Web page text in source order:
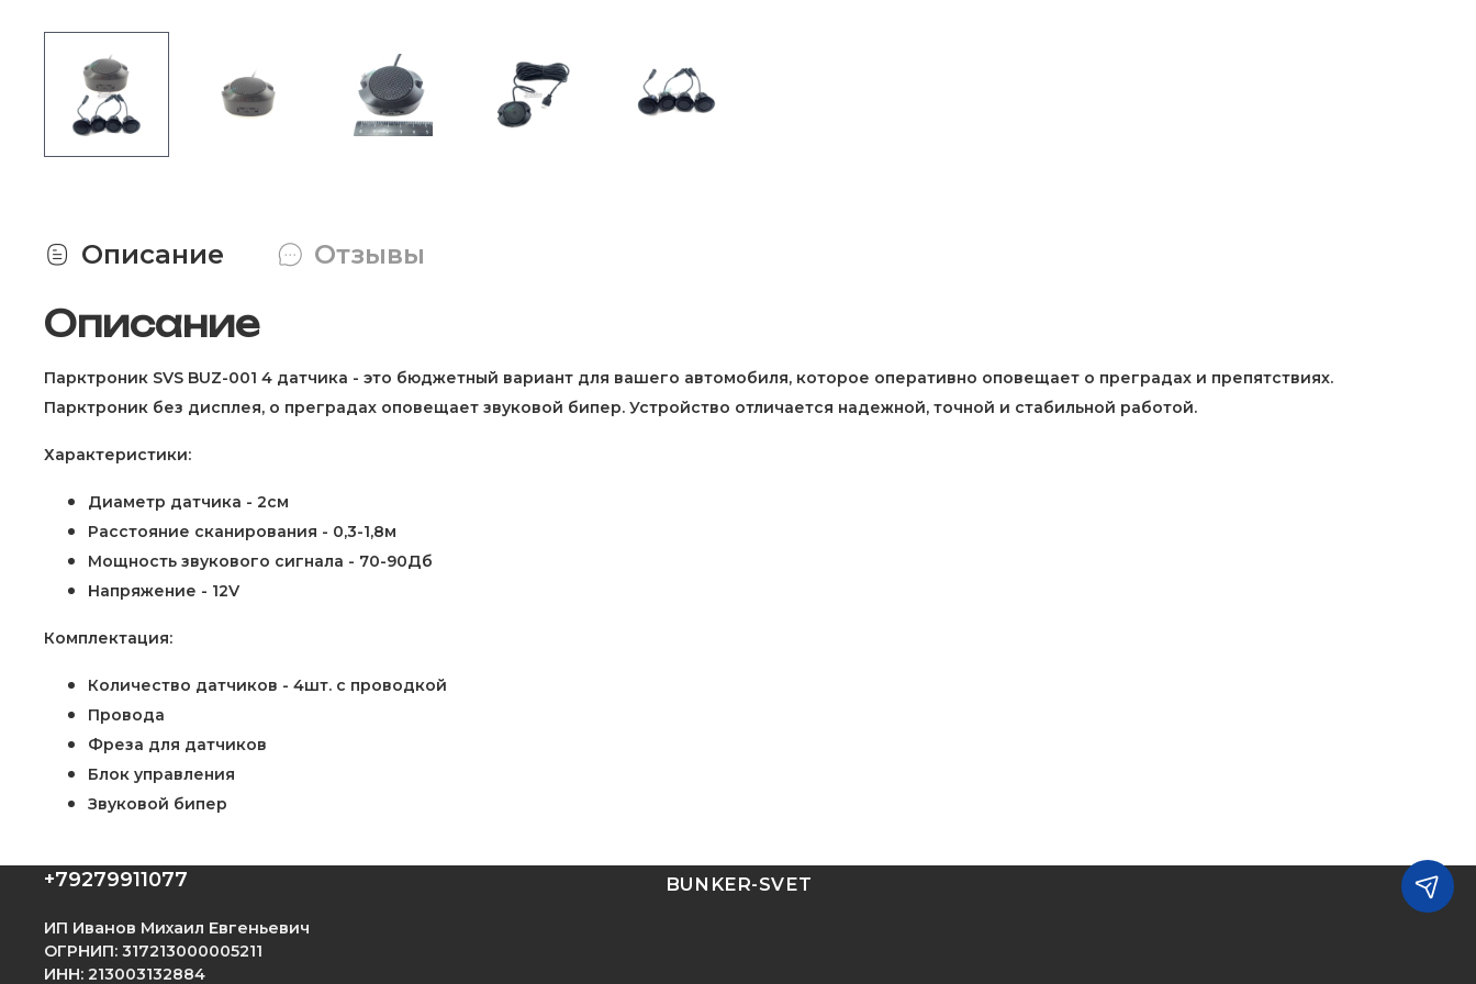
Описание Отзывы
Описание
Парктроник SVS BUZ-001 4 датчика - это бюджетный вариант для вашего автомобиля, которое оперативно оповещает о преградах и препятствиях.
Парктроник без дисплея, о преградах оповещает звуковой бипер. Устройство отличается надежной, точной и стабильной работой.
Характеристики:
Диаметр датчика - 2см
Расстояние сканирования - 0,3-1,8м
Мощность звукового сигнала - 70-90Дб
Напряжение - 12V
Комплектация:
Количество датчиков - 4шт. с проводкой
Провода
Фреза для датчиков
Блок управления
Звуковой бипер
+79279911077 BUNKER-SVET
ИП Иванов Михаил Евгеньевич
ОГРНИП: 317213000005211
ИНН: 213003132884